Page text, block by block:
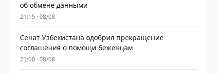
об обмене данными
21:15 · 08/08
Сенат Узбекистана одобрил прекращение
соглашения о помощи беженцам
21:00 · 08/08